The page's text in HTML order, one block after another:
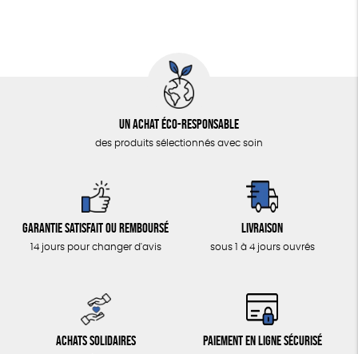
Un achat éco-responsable
des produits sélectionnés avec soin
Garantie satisfait ou remboursé
14 jours pour changer d'avis
Livraison
sous 1 à 4 jours ouvrés
Achats solidaires Paiement en ligne sécurisé